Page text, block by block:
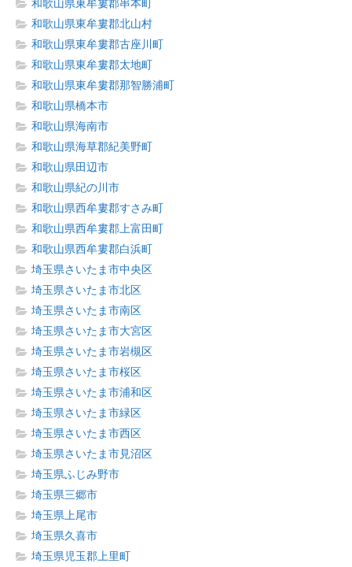
和歌山県東牟婁郡串本町
和歌山県東牟婁郡北山村
和歌山県東牟婁郡古座川町
和歌山県東牟婁郡太地町
和歌山県東牟婁郡那智勝浦町
和歌山県橋本市
和歌山県海南市
和歌山県海草郡紀美野町
和歌山県田辺市
和歌山県紀の川市
和歌山県西牟婁郡すさみ町
和歌山県西牟婁郡上富田町
和歌山県西牟婁郡白浜町
埼玉県さいたま市中央区
埼玉県さいたま市北区
埼玉県さいたま市南区
埼玉県さいたま市大宮区
埼玉県さいたま市岩槻区
埼玉県さいたま市桜区
埼玉県さいたま市浦和区
埼玉県さいたま市緑区
埼玉県さいたま市西区
埼玉県さいたま市見沼区
埼玉県ふじみ野市
埼玉県三郷市
埼玉県上尾市
埼玉県久喜市
埼玉県児玉郡上里町